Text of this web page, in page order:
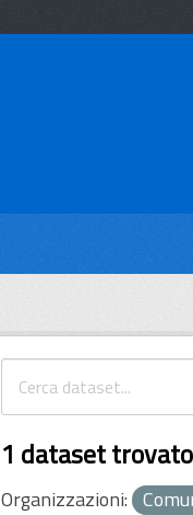
1 dataset trovato
Organizzazioni: